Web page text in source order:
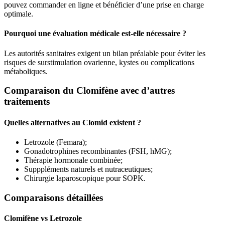
pouvez commander en ligne et bénéficier d’une prise en charge
optimale.
Pourquoi une évaluation médicale est-elle nécessaire ?
Les autorités sanitaires exigent un bilan préalable pour éviter les
risques de surstimulation ovarienne, kystes ou complications
métaboliques.
Comparaison du Clomifène avec d’autres
traitements
Quelles alternatives au Clomid existent ?
Letrozole (Femara);
Gonadotrophines recombinantes (FSH, hMG);
Thérapie hormonale combinée;
Supppléments naturels et nutraceutiques;
Chirurgie laparoscopique pour SOPK.
Comparaisons détaillées
Clomifène vs Letrozole